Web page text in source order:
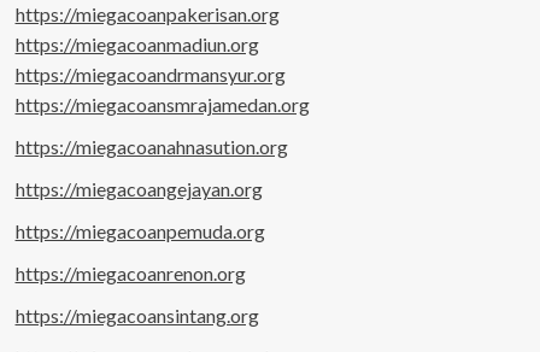
https://miegacoanpakerisan.org
https://miegacoanmadiun.org
https://miegacoandrmansyur.org
https://miegacoansmrajamedan.org
https://miegacoanahnasution.org
https://miegacoangejayan.org
https://miegacoanpemuda.org
https://miegacoanrenon.org
https://miegacoansintang.org